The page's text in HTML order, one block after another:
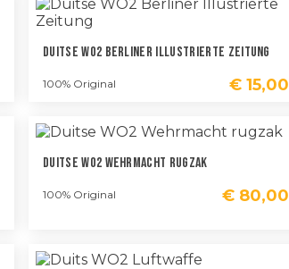
Duitse WO2 Berliner Illustrierte Zeitung
100% Original € 15,00
Duitse WO2 Wehrmacht Rugzak
100% Original € 80,00